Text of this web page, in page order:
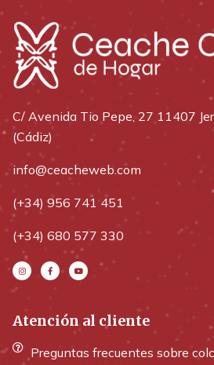
C/ Avenida Tio Pepe, 27 11407
(Cádiz)
info@ceacheweb.com
(+34) 956 741 451
(+34) 680 577 330
Atención al cliente
Preguntas frecuentes sobre